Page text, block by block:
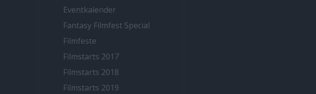
Eventkalender
Fantasy Filmfest Special
Filmfeste
Filmstarts 2017
Filmstarts 2018
Filmstarts 2019